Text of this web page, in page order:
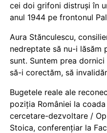
cei doi grifoni distruși în
anul 1944 pe frontonul
Aura Stănculescu,
nedreptate să nu-i lăsăm
sunt. Suntem prea
să-i corectăm, să
Bugetele reale ale
poziția României la
cercetare-dezvoltare /
Stoica, conferențiar la